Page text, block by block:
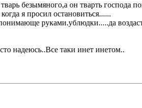
безымяного,а он тварть господа
я просил остановиться......
руками.ублюдки.....да
надеюсь..Все таки инет инетом..